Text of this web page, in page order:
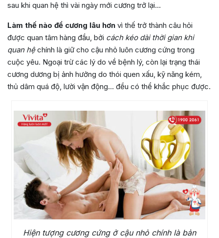
sau khi quan hệ thì vài ngày mới cương trở lại…
Làm thế nào để cương lâu hơn vì thế trở thành câu hỏi
được quan tâm hàng đầu, bởi cách kéo dài thời gian khi
quan hệchính là giữ cho cậu nhỏ luôn cương cứng trong
cuộc yêu. Ngoại trừ các lý do về bệnh lý, còn lại trạng thái
cương dương bị ảnh hưởng do thói quen xấu, kỹ năng kém,
thủ dâm quá độ, lười vận động… đều có thể khắc phục được.
Hiện tượng cương cứng ở cậu nhỏ chính là bản